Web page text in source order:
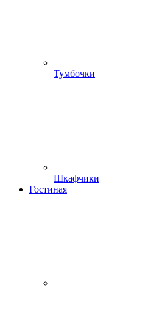
Тумбочки
Шкафчики
Гостиная